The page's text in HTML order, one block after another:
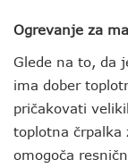
Ogrevanje za
Glede na to, da
ima dober
pričakovati
toplotna črpalka
omogoča